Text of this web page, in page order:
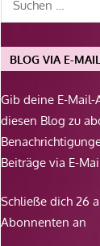
BLOG VIA E-
Gib deine E-Mail-
diesen Blog zu
Beiträge via E-
Schließe dich 26
Abonnenten an